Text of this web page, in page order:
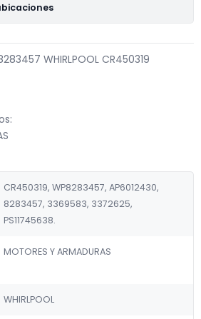
WHIRLPOOL CR450319
CR450319, WP8283457, AP6012430,
8283457, 3369583, 3372625,
PS11745638.
MOTORES Y ARMADURAS
WHIRLPOOL